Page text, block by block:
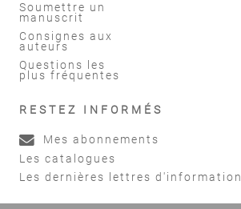
Soumettre un
manuscrit
Consignes aux
auteurs
Questions les
plus fréquentes
RESTEZ INFORMÉS
Mes abonnements
Les catalogues
Les dernières lettres d'information